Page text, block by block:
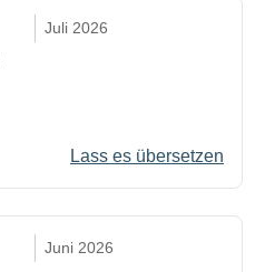
Juli 2026
Lass es übersetzen
Juni 2026